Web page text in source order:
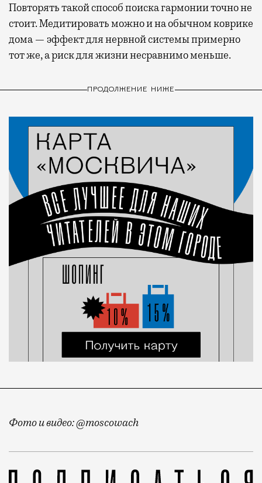
Повторять такой способ поиска гармонии точно не
стоит. Медитировать можно и на обычном коврике
дома — эффект для нервной системы примерно
тот же, а риск для жизни несравнимо меньше.
ПРОДОЛЖЕНИЕ НИЖЕ
Фото и видео: @moscowach
Продолжаем вести хронику балконов. Недавно мы